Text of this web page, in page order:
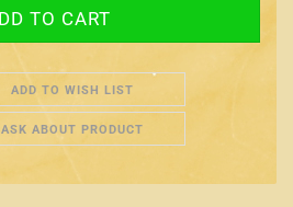
ADD TO WISH LIST
ASK ABOUT PRODUCT